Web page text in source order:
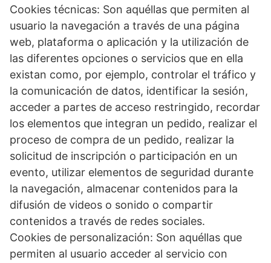
Cookies técnicas: Son aquéllas que permiten al
usuario la navegación a través de una página
web, plataforma o aplicación y la utilización de
las diferentes opciones o servicios que en ella
existan como, por ejemplo, controlar el tráfico y
la comunicación de datos, identificar la sesión,
acceder a partes de acceso restringido, recordar
los elementos que integran un pedido, realizar el
proceso de compra de un pedido, realizar la
solicitud de inscripción o participación en un
evento, utilizar elementos de seguridad durante
la navegación, almacenar contenidos para la
difusión de videos o sonido o compartir
contenidos a través de redes sociales.
Cookies de personalización: Son aquéllas que
permiten al usuario acceder al servicio con